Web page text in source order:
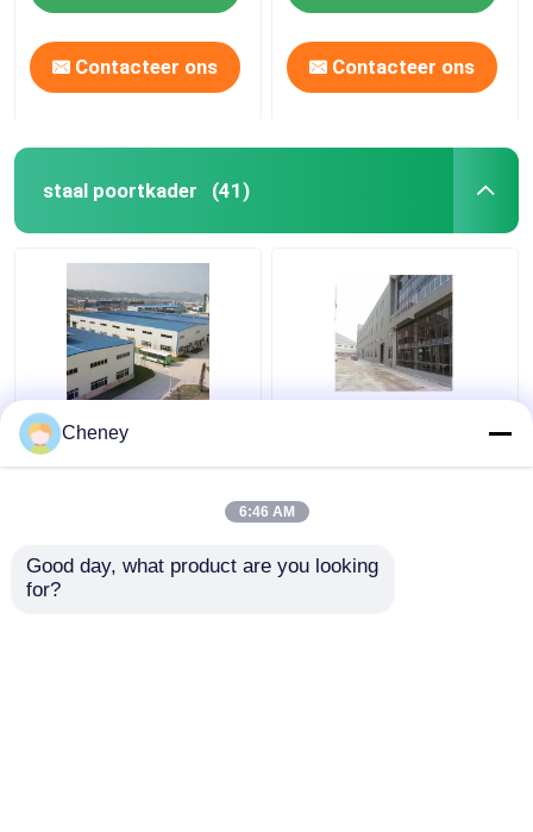
Contacteer ons Contacteer ons
staal poortkader (41)
Q235 GB-
Bouwconstructie
Kadersbundel voor
Grote Staalstructuur
Cheney
6:46 AM
Good day, what product are you looking
for?